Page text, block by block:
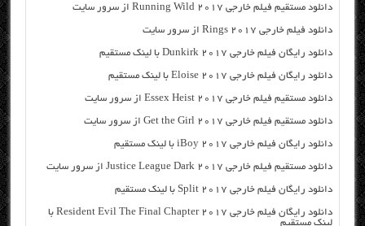
دانلود مستقیم فیلم خارجی Running Wild 2017 از سرور سایت
دانلود فیلم خارجی Rings 2017 از سرور سایت
دانلود رایگان فیلم خارجی Dunkirk 2017 با لینک مستقیم
دانلود رایگان فیلم خارجی Eloise 2017 با لینک مستقیم
دانلود مستقیم فیلم خارجی Essex Heist 2017 از سرور سایت
دانلود مستقیم فیلم خارجی Get the Girl 2017 از سرور سایت
دانلود رایگان فیلم خارجی iBoy 2017 با لینک مستقیم
دانلود مستقیم فیلم خارجی Justice League Dark 2017 از سرور سایت
دانلود رایگان فیلم خارجی Split 2017 با لینک مستقیم
دانلود رایگان فیلم خارجی Resident Evil The Final Chapter 2017 با
لینک مستقیم